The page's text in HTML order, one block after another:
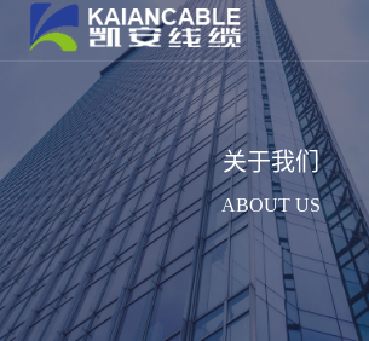
关于我们
ABOUT US